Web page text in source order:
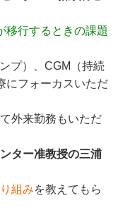
移行するときの課題
プ）、CGM（持続
にフォーカスいただ
外来勤務もいただ
ター准教授の三浦
組みを教えてもら